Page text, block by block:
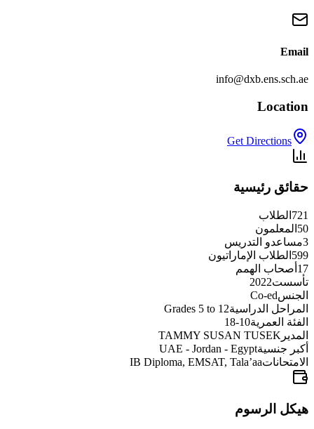
Email
info@dxb.ens.sch.ae
Location
Get Directions
حقائق رئيسية
721 الطلاب
50 المعلمون
3مساعدو التدريس
599 الطلاب الإماراتيون
17 أصحاب الهمم
تأسست2022
الجنسCo-ed
المراحل الدراسيةGrades 5 to 12
الفئة العمرية10-18
المدير TAMMY SUSAN TUSEK
أكبر جنسيةUAE - Jordan - Egypt
الامتحاناتIB Diploma, EMSAT, Tala’aa
هيكل الرسوم